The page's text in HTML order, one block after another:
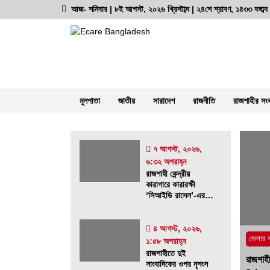
to
আজ- শনিবার | ৮ই আগস্ট, ২০২৬ খ্রিস্টাব্দ | ২৪শে শ্রাবণ, ১৪৩৩
মূলপাতা জাতীয় সারাদেশ রাজনীতি রাজশাহীর
রাজশাহী কেন্দ্রীয় কারাগারে কারারক্ষী ‘সিআইডি
রাসেল’-এর বিরুদ্ধে চাঁদাবাজি ও নির্যাতনের
গুরুতর অভিযোগ
স্বরাষ্ট্র মন্ত্রণালয়ের তালিকাভুক্ত মাদক
কারবারির প্রকাশ্যে চলাফেরা, জনমনে ক্ষোভ
৭ আগস্ট, ২০২৬,
৬:৩২ অপরাহ্ন
রাজশাহী কেন্দ্রীয়
কারাগারে কারারক্ষী
‘সিআইডি রাসেল’-এর
অভিযোগ
৪ আগস্ট, ২০২৬,
১:৫৮ অপরাহ্ন
রাজশাহীতে দুই
সাংবাদিকের ওপর নৃশংস
জেলার